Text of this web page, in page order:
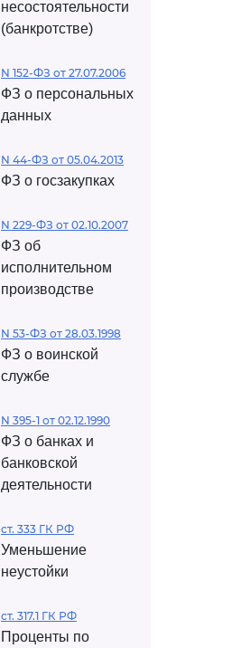
несостоятельности
(банкротстве)
N 152-ФЗ от 27.07.2006
ФЗ о персональных
данных
N 44-ФЗ от 05.04.2013
ФЗ о госзакупках
N 229-ФЗ от 02.10.2007
ФЗ об
исполнительном
производстве
N 53-ФЗ от 28.03.1998
ФЗ о воинской
службе
N 395-1 от 02.12.1990
ФЗ о банках и
банковской
деятельности
ст. 333 ГК РФ
Уменьшение
неустойки
ст. 317.1 ГК РФ
Проценты по